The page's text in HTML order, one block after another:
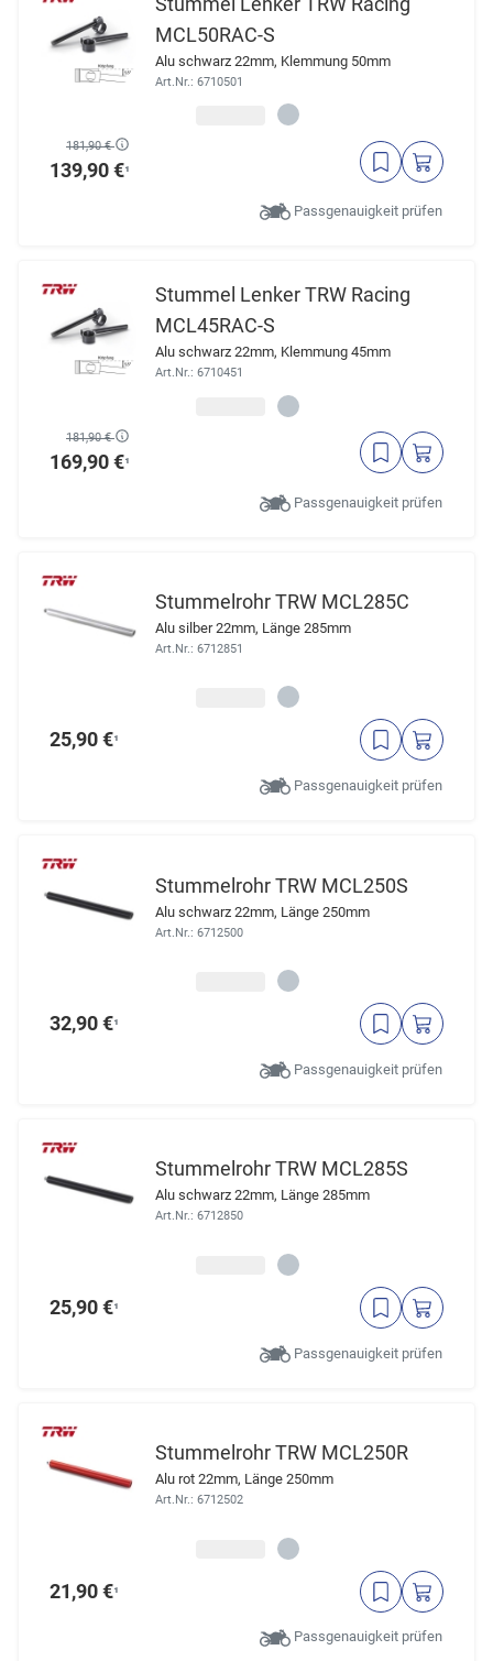
MCL50RAC-S
Alu schwarz 22mm, Klemmung 50mm
Art.Nr.: 6710501
181,90 €
139,90 €¹
Passgenauigkeit prüfen
Stummel Lenker TRW Racing
MCL45RAC-S
Alu schwarz 22mm, Klemmung 45mm
Art.Nr.: 6710451
181,90 €
169,90 €¹
Passgenauigkeit prüfen
Stummelrohr TRW MCL285C
Alu silber 22mm, Länge 285mm
Art.Nr.: 6712851
25,90 €¹
Passgenauigkeit prüfen
Stummelrohr TRW MCL250S
Alu schwarz 22mm, Länge 250mm
Art.Nr.: 6712500
32,90 €¹
Passgenauigkeit prüfen
Stummelrohr TRW MCL285S
Alu schwarz 22mm, Länge 285mm
Art.Nr.: 6712850
25,90 €¹
Passgenauigkeit prüfen
Stummelrohr TRW MCL250R
Alu rot 22mm, Länge 250mm
Art.Nr.: 6712502
21,90 €¹
Passgenauigkeit prüfen